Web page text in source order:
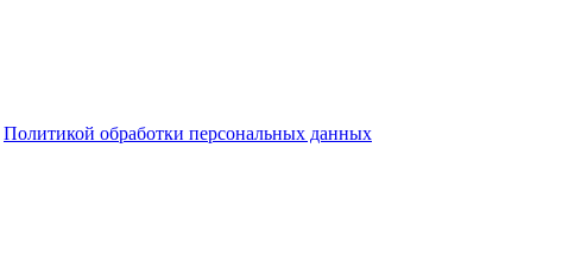
Политикой обработки персональных данных